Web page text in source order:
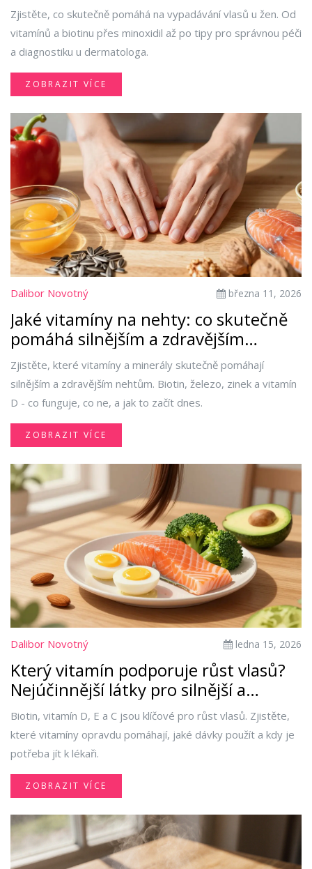
Zjistěte, co skutečně pomáhá na vypadávání vlasů u žen. Od
vitamínů a biotinu přes minoxidil až po tipy pro správnou péči
a diagnostiku u dermatologa.
ZOBRAZIT VÍCE
Dalibor Novotný března 11, 2026
Jaké vitamíny na nehty: co skutečně
pomáhá silnějším a zdravějším
nehtům
Zjistěte, které vitamíny a minerály skutečně pomáhají
silnějším a zdravějším nehtům. Biotin, železo, zinek a vitamín
D - co funguje, co ne, a jak to začít dnes.
ZOBRAZIT VÍCE
Dalibor Novotný ledna 15, 2026
Který vitamín podporuje růst vlasů?
Nejúčinnější látky pro silnější a
rychlejší vlasový růst
Biotin, vitamín D, E a C jsou klíčové pro růst vlasů. Zjistěte,
které vitamíny opravdu pomáhají, jaké dávky použít a kdy je
potřeba jít k lékaři.
ZOBRAZIT VÍCE